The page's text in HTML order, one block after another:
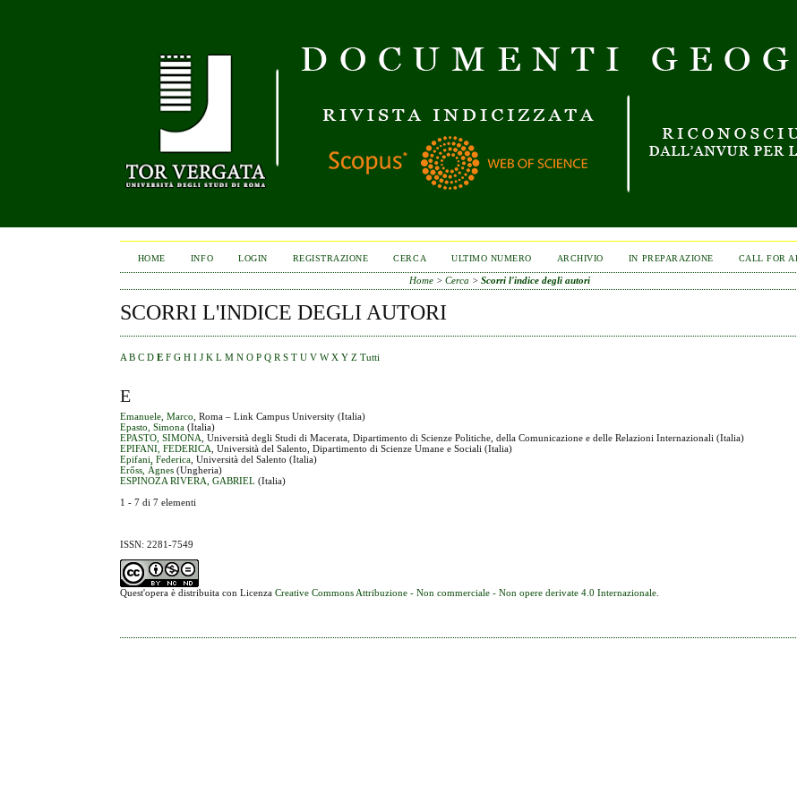
HOME INFO LOGIN REGISTRAZIONE CERCA ULTIMO NUMERO ARCHIVIO IN PREPARAZIONE CALL FOR
Home> Cerca > Scorri l'indice degli autori
SCORRI L'INDICE DEGLI AUTORI
A B C D E F G H I J K L M N O P Q R S T U V W X Y Z Tutti
E
Emanuele, Marco , Roma – Link Campus University (Italia)
Epasto, Simona (Italia)
EPASTO, SIMONA , Università degli Studi di Macerata, Dipartimento di Scienze Politiche, della Comunicazione e delle Relazioni Internazionali (Italia)
EPIFANI, FEDERICA , Università del Salento, Dipartimento di Scienze Umane e Sociali (Italia)
Epifani, Federica , Università del Salento (Italia)
Erőss, Ágnes (Ungheria)
ESPINOZA RIVERA, GABRIEL (Italia)
1 - 7 di 7 elementi
ISSN: 2281-7549
Quest'opera è distribuita con LicenzaCreative Commons Attribuzione - Non commerciale - Non opere derivate 4.0 Internazionale.